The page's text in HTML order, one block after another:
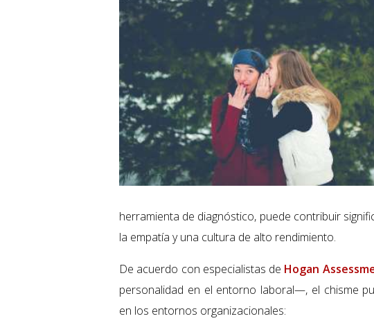
herramienta de diagnóstico, puede contribuir
la empatía y una cultura de alto rendimiento.
De acuerdo con especialistas de Hogan
personalidad en el entorno laboral—, el chisme
en los entornos organizacionales: